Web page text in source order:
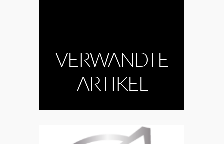
VERWANDTE
ARTIKEL